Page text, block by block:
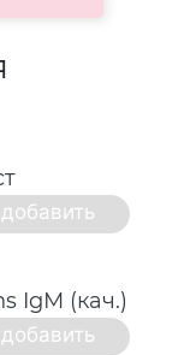
IgМ (кач.)